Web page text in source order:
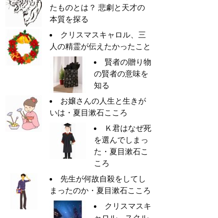
たものとは？ 悲劇と天才の
本質を探る
クリスマスキャロル、三
人の精霊が伝えたかったこと
賢者の贈り物
の賢者の意味を
知る
お嬢さんの人生と生きが
いは・夏目漱石こころ
Ｋ君はなぜ死
を選んでしまっ
た・夏目漱石こ
ころ
先生が何故自殺をしてし
まったのか・夏目漱石こころ
クリスマスキ